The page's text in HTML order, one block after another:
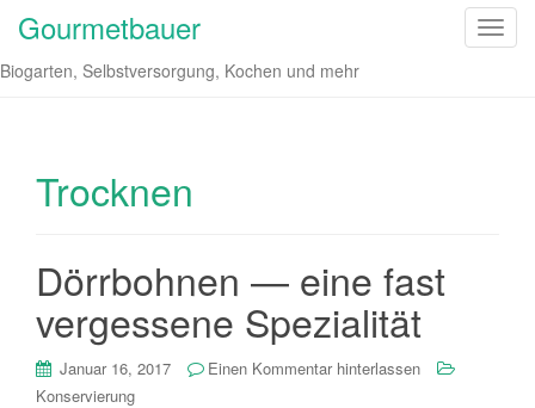
S
Gourmetbauer
Biogarten, Selbstversorgung, Kochen und mehr
Trocknen
Dörrbohnen — eine fast
vergessene Spezialität
Januar 16, 2017
Einen Kommentar hinterlassen
Konservierung